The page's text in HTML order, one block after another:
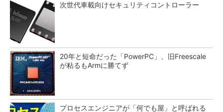
次世代車載向けセキュリティコントローラー
20年と短命だった「PowerPC」、旧Freescale
が粘るもArmに勝てず
プロセスエンジニアが「何でも屋」と呼ばれる